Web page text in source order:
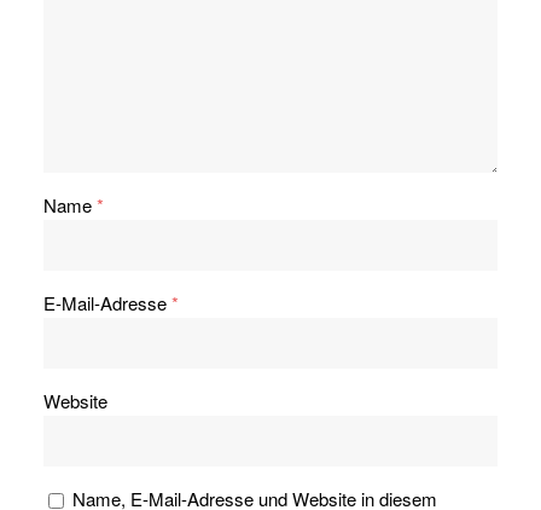
Name*
E-Mail-Adresse*
Website
Name, E-Mail-Adresse und Website in diesem